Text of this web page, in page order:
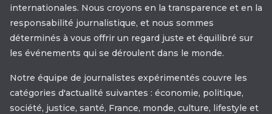
internationales. Nous croyons en la transparence et en la
responsabilité journalistique, et nous sommes
déterminés à vous offrir un regard juste et équilibré sur
les événements qui se déroulent dans le monde.
Notre équipe de journalistes expérimentés couvre les
catégories d'actualité suivantes : économie, politique,
société, justice, santé, France, monde, culture, lifestyle et